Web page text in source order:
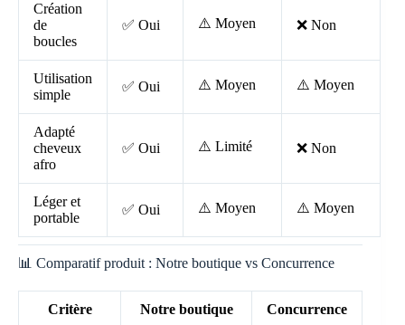
Création
de
boucles
✅ Oui ⚠️ Moyen ❌ Non
Utilisation
simple
✅ Oui ⚠️ Moyen ⚠️ Moyen
Adapté
cheveux
afro
✅ Oui ⚠️ Limité ❌ Non
Léger et
portable
✅ Oui ⚠️ Moyen ⚠️ Moyen
📊 Comparatif produit : Notre boutique vs Concurrence
Critère Notre boutique Concurrence